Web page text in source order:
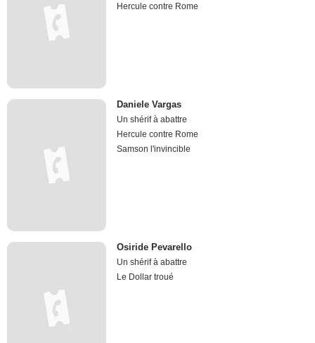
Hercule contre Rome
Daniele Vargas
Un shérif à abattre
Hercule contre Rome
Samson l'invincible
Osiride Pevarello
Un shérif à abattre
Le Dollar troué